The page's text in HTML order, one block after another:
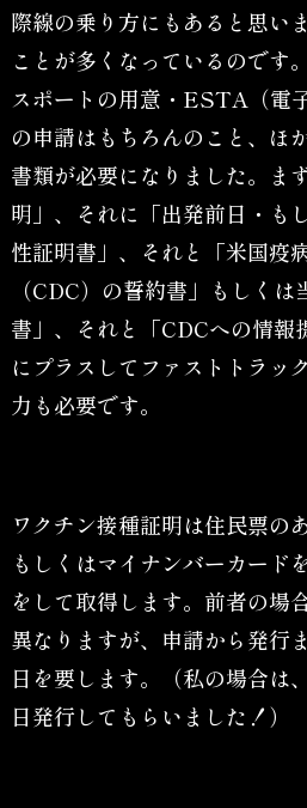
際線の乗り方にもあると思い
ことが多くなっているのです
スポートの用意・ESTA（電
の申請はもちろんのこと、ほ
書類が必要になりました。ま
明」、それに「出発前日・も
性証明書」、それと「米国疫
（CDC）の誓約書」もしく
書」、それと「CDCへの情報
にプラスしてファストトラッ
力も必要です。
ワクチン接種証明は住民票の
もしくはマイナンバーカード
をして取得します。前者の場
異なりますが、申請から発行
日を要します。（私の場合は
日発行してもらいました！）